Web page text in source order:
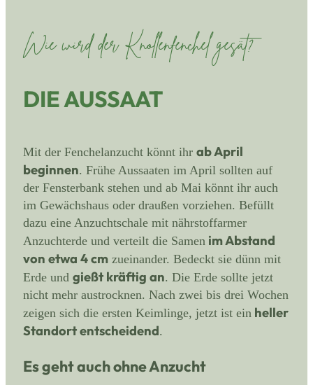
Wie wird der Knollenfenchel gesät?
DIE AUSSAAT
Mit der Fenchelanzucht könnt ihr ab April
beginnen. Frühe Aussaaten im April sollten auf
der Fensterbank stehen und ab Mai könnt ihr auch
im Gewächshaus oder draußen vorziehen. Befüllt
dazu eine Anzuchtschale mit nährstoffarmer
Anzuchterde und verteilt die Samen im Abstand
von etwa 4 cm zueinander. Bedeckt sie dünn mit
Erde und gießt kräftig an. Die Erde sollte jetzt
nicht mehr austrocknen. Nach zwei bis drei Wochen
zeigen sich die ersten Keimlinge, jetzt ist ein heller
Standort entscheidend.
Es geht auch ohne Anzucht